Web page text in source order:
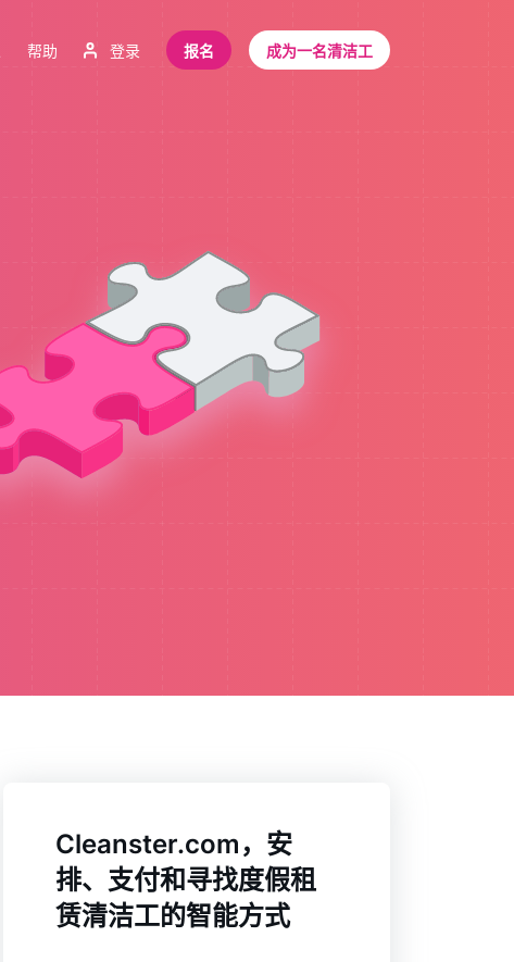
帮助 登录 报名 成为一名清洁工
Cleanster.com，安
排、支付和寻找度假租
赁清洁工的智能方式